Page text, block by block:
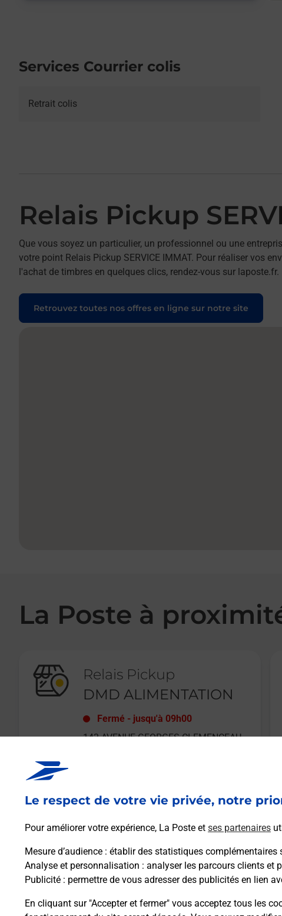
Le respect de votre vie privée, notre
Pour améliorer votre expérience, La Poste et ses partenaires
Mesure d’audience : établir des statistiques complémentaires
Analyse et personnalisation : analyser les parcours clients et
Publicité : permettre de vous adresser des publicités en lien
En cliquant sur "Accepter et fermer" vous acceptez tous les
Services Courrier colis
Retrait colis
Relais Pickup
Que vous soyez un particulier, un professionnel ou une
votre point Relais Pickup SERVICE IMMAT. Pour réaliser vos
l'achat de timbres en quelques clics, rendez-vous sur laposte.fr.
Retrouvez toutes nos offres en ligne sur notre site
La Poste à
Relais Pickup
DMD ALIMENTATION
Fermé - jusqu'à 09h00
142 AVENUE GEORGES CLEMENCEAU
En savoir plus